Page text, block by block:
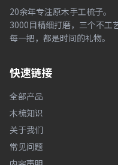
20余年专注原木手工梳子。
3000目精细打磨，三个不工艺
每一把，都是时间的礼物。
快速链接
全部产品
木梳知识
关于我们
常见问题